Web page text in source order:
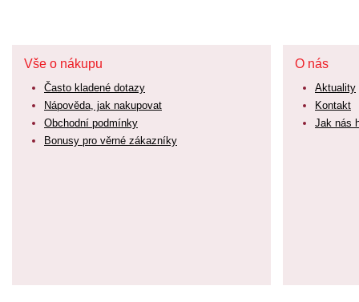
Vše o nákupu
Často kladené dotazy
Nápověda, jak nakupovat
Obchodní podmínky
Bonusy pro věrné zákazníky
O nás
Aktuality
Kontakt
Jak nás